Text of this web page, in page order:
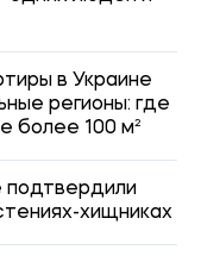
в
в какую дату
новый
периода
приглашают